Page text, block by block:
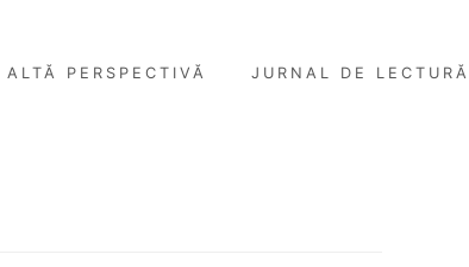
ALTĂ PERSPECTIVĂ JURNAL DE LECTURĂ